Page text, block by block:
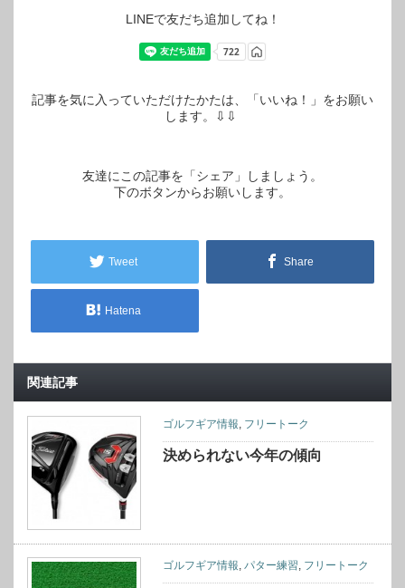
LINEで友だち追加してね！
記事を気に入っていただけたかたは、「いいね！」をお願い
します。⇩⇩
友達にこの記事を「シェア」しましょう。
下のボタンからお願いします。
Tweet Share
Hatena
関連記事
ゴルフギア情報, フリートーク
決められない今年の傾向
ゴルフギア情報,パター練習, フリートーク